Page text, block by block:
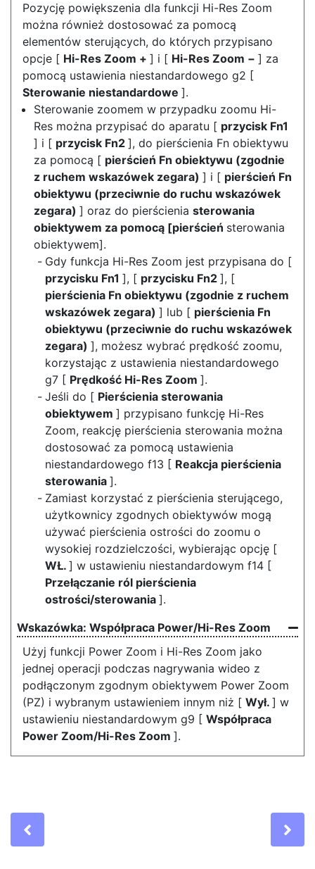
Pozycję powiększenia dla funkcji Hi-Res Zoom
można również dostosować za pomocą
elementów sterujących, do których przypisano
opcje [ Hi-Res Zoom + ] i [ Hi-Res Zoom − ] za
pomocą ustawienia niestandardowego g2 [
Sterowanie niestandardowe ].
Sterowanie zoomem w przypadku zoomu Hi-
Res można przypisać do aparatu [ przycisk Fn1
] i [ przycisk Fn2 ], do pierścienia Fn obiektywu
za pomocą [ pierścień Fn obiektywu (zgodnie
z ruchem wskazówek zegara) ] i [ pierścień Fn
obiektywu (przeciwnie do ruchu wskazówek
zegara) ] oraz do pierścienia sterowania
obiektywem za pomocą [pierścień sterowania
obiektywem].
Gdy funkcja Hi-Res Zoom jest przypisana do [
przycisku Fn1 ], [ przycisku Fn2 ], [
pierścienia Fn obiektywu (zgodnie z ruchem
wskazówek zegara) ] lub [ pierścienia Fn
obiektywu (przeciwnie do ruchu wskazówek
zegara) ], możesz wybrać prędkość zoomu,
korzystając z ustawienia niestandardowego
g7 [ Prędkość Hi-Res Zoom ].
Jeśli do [ Pierścienia sterowania
obiektywem ] przypisano funkcję Hi-Res
Zoom, reakcję pierścienia sterowania można
dostosować za pomocą ustawienia
niestandardowego f13 [ Reakcja pierścienia
sterowania ].
Zamiast korzystać z pierścienia sterującego,
użytkownicy zgodnych obiektywów mogą
używać pierścienia ostrości do zoomu o
wysokiej rozdzielczości, wybierając opcję [
WŁ. ] w ustawieniu niestandardowym f14 [
Przełączanie ról pierścienia
ostrości/sterowania ].
Współpraca Power/Hi-Res Zoom
Użyj funkcji Power Zoom i Hi-Res Zoom jako
jednej operacji podczas nagrywania wideo z
podłączonym zgodnym obiektywem Power Zoom
(PZ) i wybranym ustawieniem innym niż [ Wył. ] w
ustawieniu niestandardowym g9 [ Współpraca
Power Zoom/Hi-Res Zoom ].